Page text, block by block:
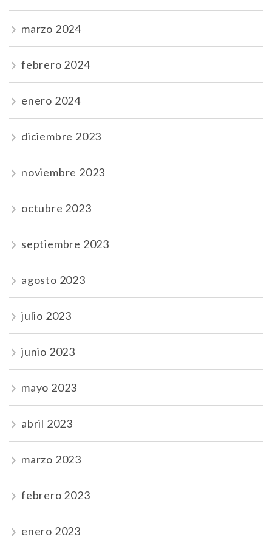
marzo 2024
febrero 2024
enero 2024
diciembre 2023
noviembre 2023
octubre 2023
septiembre 2023
agosto 2023
julio 2023
junio 2023
mayo 2023
abril 2023
marzo 2023
febrero 2023
enero 2023